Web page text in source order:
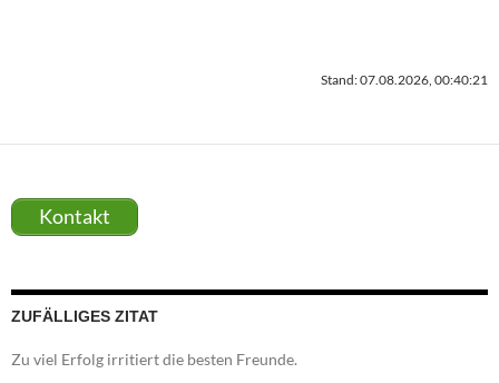
Stand: 07.08.2026, 00:40:21
Kontakt
ZUFÄLLIGES ZITAT
Zu viel Erfolg irritiert die besten Freunde.